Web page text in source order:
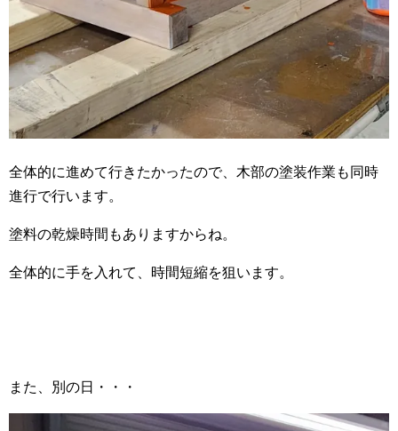
全体的に進めて行きたかったので、木部の塗装作業も同時
進行で行います。
塗料の乾燥時間もありますからね。
全体的に手を入れて、時間短縮を狙います。
また、別の日・・・